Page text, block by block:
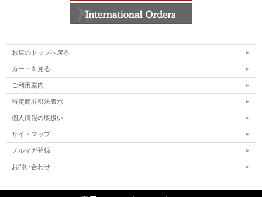
お店のトップへ戻る
カートを見る
ご利用案内
特定商取引法表示
個人情報の取扱い
サイトマップ
メルマガ登録
お問い合わせ